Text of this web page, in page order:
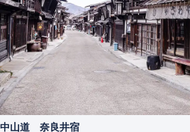
中山道 奈良井宿